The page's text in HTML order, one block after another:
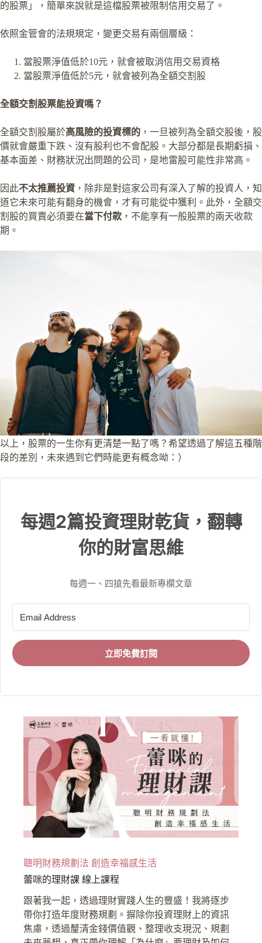
的股票」，簡單來說就是這檔股票被限制信用交易了。
依照金管會的法規規定，變更交易有兩個層級：
當股票淨值低於10元，就會被取消信用交易資格
當股票淨值低於5元，就會被列為全額交割股
全額交割股票能投資嗎？
全額交割股屬於高風險的投資標的 ，一旦被列為全額交股後，股
價就會嚴重下跌、沒有股利也不會配股。大部分都是長期虧損、
基本面差、財務狀況出問題的公司，是地雷股可能性非常高。
因此不太推薦投資 ，除非是對這家公司有深入了解的投資人，知
道它未來可能有翻身的機會，才有可能從中獲利。此外，全額交
割股的買賣必須要在當下付款 ，不能享有一般股票的兩天收款
期。
以上，股票的一生你有更清楚一點了嗎？希望透過了解這五種階
段的差別，未來遇到它們時能更有概念呦：）
每週2篇投資理財乾貨，翻轉
你的財富思維
每週一、四搶先看最新專欄文章
立即免費訂閱
聰明財務規劃法 創造幸福感生活
蕾咪的理財課 線上課程
跟著我一起，透過理財實踐人生的豐盛！我將逐步
帶你打造年度財務規劃。摒除你投資理財上的資訊
焦慮，透過釐清金錢價值觀、整理收支現況、規劃